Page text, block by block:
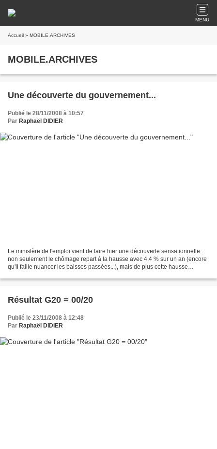
MENU
Accueil » MOBILE.ARCHIVES
MOBILE.ARCHIVES
Une découverte du gouvernement...
Publié le 28/11/2008 à 10:57
Par Raphaël DIDIER
Le ministère de l'emploi vient de faire hier une découverte sensationnelle :
non seulement le chômage repart à la hausse avec 4,4 % sur un an (encore
qu'il faille nuancer les baisses passées...), mais de plus cette hausse
Résultat G20 = 00/20
Publié le 23/11/2008 à 12:48
Par Raphaël DIDIER